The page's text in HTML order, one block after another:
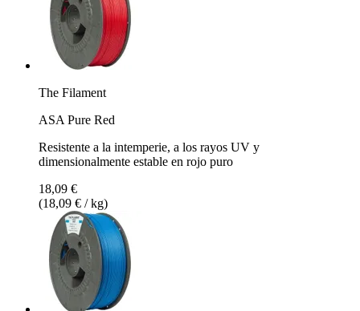
The Filament
ASA Pure Red
Resistente a la intemperie, a los rayos UV y
dimensionalmente estable en rojo puro
18,09 €
(18,09 € / kg)